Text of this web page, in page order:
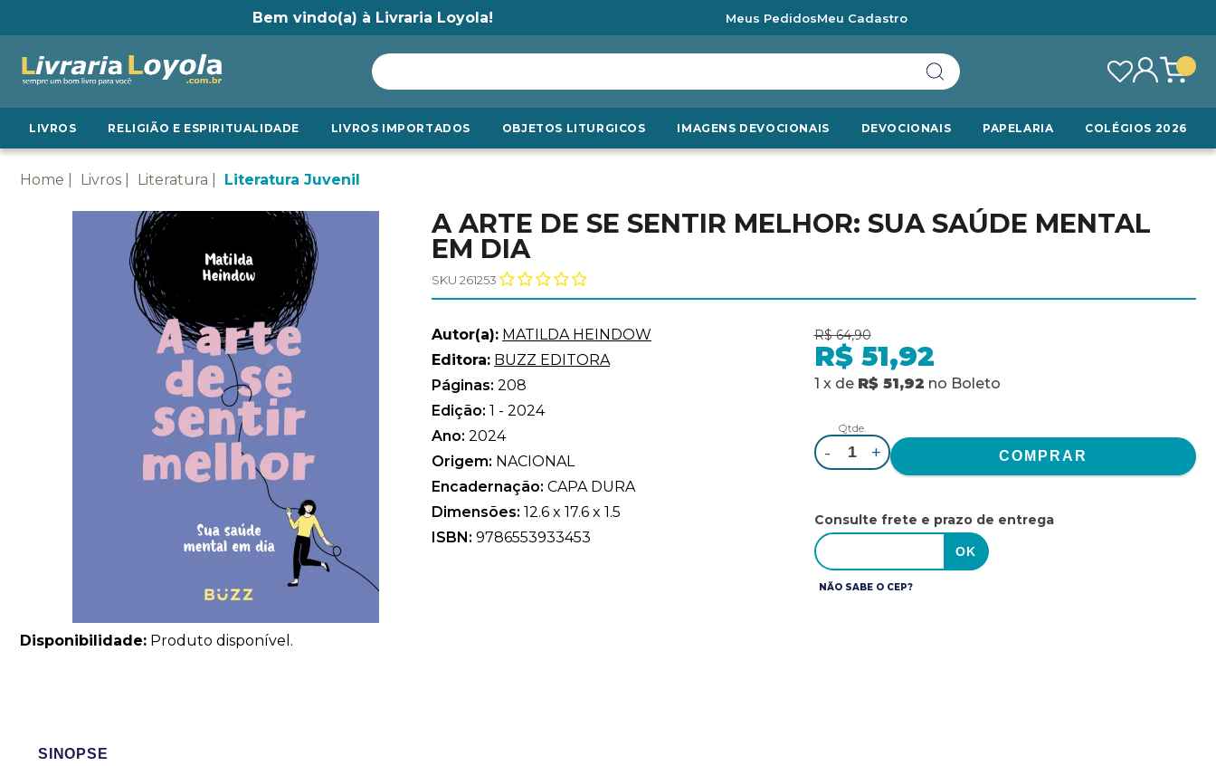
Bem vindo(a) à Livraria Loyola! Meus PedidosMeu Cadastro
LIVROS RELIGIÃO E ESPIRITUALIDADE LIVROS IMPORTADOS OBJETOS LITURGICOS IMAGENS DEVOCIONAIS DEVOCIONAIS PAPELARIA COLÉGIOS 2026
Home Livros Literatura Literatura Juvenil
Disponibilidade: Produto disponível.
A ARTE DE SE SENTIR MELHOR: SUA SAÚDE MENTAL
EM DIA
SKU 261253
Autor(a): MATILDA HEINDOW
Editora: BUZZ EDITORA
Páginas: 208
Edição: 1 - 2024
Ano: 2024
Origem: NACIONAL
Encadernação: CAPA DURA
Dimensões: 12.6 x 17.6 x 1.5
ISBN: 9786553933453
R$ 64,90
R$ 51,92
1 x de R$ 51,92 no Boleto
Qtde.
- +
Consulte frete e prazo de entrega
NÃO SABE O CEP?
SINOPSE